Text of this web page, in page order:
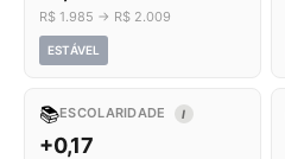
R$ 1.985 → R$ 2.009
ESTÁVEL
📚ESCOLARIDADE I
+0,17